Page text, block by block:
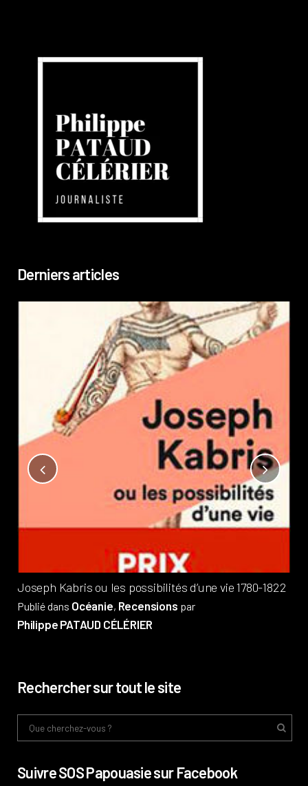
Derniers articles
Joseph Kabris ou les possibilités d’une vie 1780-1822
Publié dans Océanie, Recensions par
Philippe PATAUD CÉLÉRIER
Rechercher sur tout le site
Suivre SOS Papouasie sur Facebook